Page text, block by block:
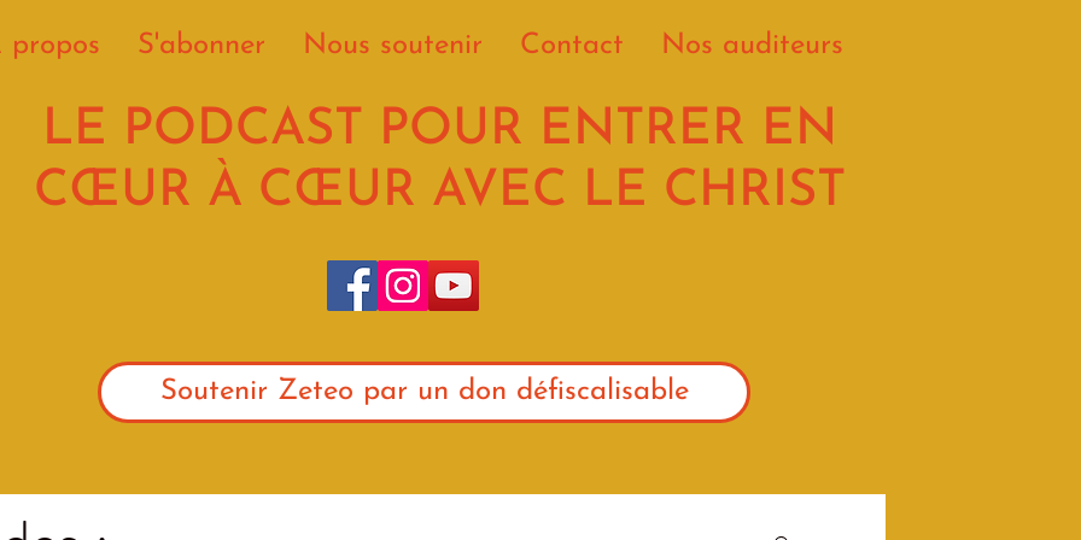
propos S'abonner Nous soutenir Contact Nos auditeurs
LE PODCAST POUR ENTRER EN
CŒUR À CŒUR AVEC LE CHRIST
Soutenir Zeteo par un don défiscalisable